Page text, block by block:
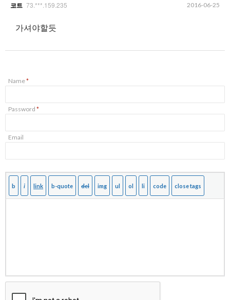
코트 73.***.159.235 2016-06-25
가셔야할듯
Name*
Password *
Email